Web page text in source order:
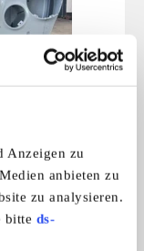
Anzeigen zu
anbieten zu
zu analysieren.
bitte ds-
4.164,- €